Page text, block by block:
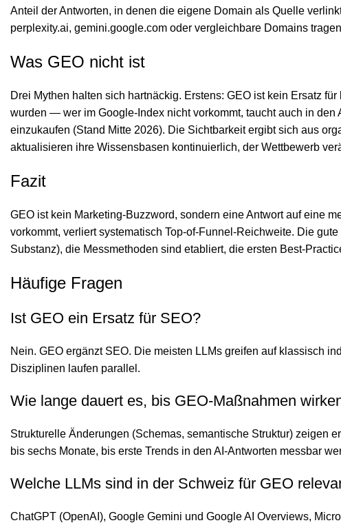
Anteil der Antworten, in denen die eigene Domain als Quelle
perplexity.ai, gemini.google.com oder vergleichbare Domains
Was GEO nicht ist
Drei Mythen halten sich hartnäckig. Erstens: GEO ist kein Ersatz
wurden — wer im Google-Index nicht vorkommt, taucht auch in
einzukaufen (Stand Mitte 2026). Die Sichtbarkeit ergibt sich aus
aktualisieren ihre Wissensbasen kontinuierlich, der Wettbewerb
Fazit
GEO ist kein Marketing-Buzzword, sondern eine Antwort auf eine
vorkommt, verliert systematisch Top-of-Funnel-Reichweite. Die
Substanz), die Messmethoden sind etabliert, die ersten Best-
Häufige Fragen
Ist GEO ein Ersatz für SEO?
Nein. GEO ergänzt SEO. Die meisten LLMs greifen auf klassisch
Disziplinen laufen parallel.
Wie lange dauert es, bis GEO-Maßnahmen
Strukturelle Änderungen (Schemas, semantische Struktur) zeigen
bis sechs Monate, bis erste Trends in den AI-Antworten messbar
Welche LLMs sind in der Schweiz für GEO
ChatGPT (OpenAI), Google Gemini und Google AI Overviews,